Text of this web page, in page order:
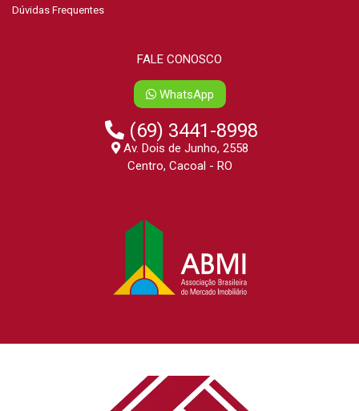
Dúvidas Frequentes
FALE CONOSCO
WhatsApp
(69) 3441-8998
Av. Dois de Junho, 2558
Centro, Cacoal - RO